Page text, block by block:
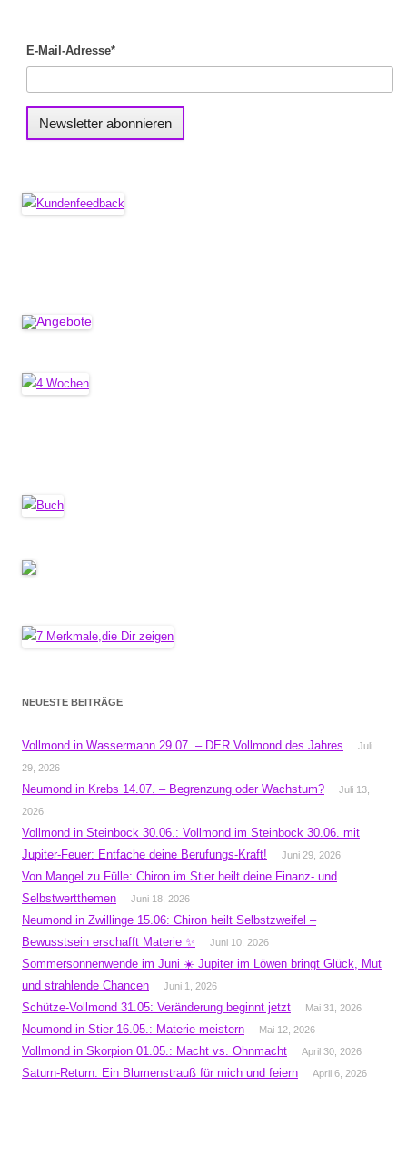
E-Mail-Adresse*
NEUESTE BEITRÄGE
Vollmond in Wassermann 29.07. – DER Vollmond des Jahres
Juli
29, 2026
Neumond in Krebs 14.07. – Begrenzung oder Wachstum?
Juli 13,
2026
Vollmond in Steinbock 30.06.: Vollmond im Steinbock 30.06. mit
Jupiter-Feuer: Entfache deine Berufungs-Kraft!
Juni 29, 2026
Von Mangel zu Fülle: Chiron im Stier heilt deine Finanz- und
Selbstwertthemen
Juni 18, 2026
Neumond in Zwillinge 15.06: Chiron heilt Selbstzweifel –
Bewusstsein erschafft Materie ✨
Juni 10, 2026
Sommersonnenwende im Juni ☀️ Jupiter im Löwen bringt Glück, Mut
und strahlende Chancen
Juni 1, 2026
Schütze-Vollmond 31.05: Veränderung beginnt jetzt Mai 31, 2026
Neumond in Stier 16.05.: Materie meistern Mai 12, 2026
Vollmond in Skorpion 01.05.: Macht vs. Ohnmacht April 30, 2026
Saturn-Return: Ein Blumenstrauß für mich und feiern April 6, 2026